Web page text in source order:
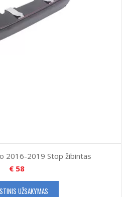
2016-2019 Stop žibintas
€58
UŽSAKYMAS